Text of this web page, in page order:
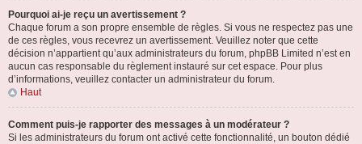
Pourquoi ai-je reçu un avertissement ?
Chaque forum a son propre ensemble de règles. Si vous ne respectez pas une
de ces règles, vous recevrez un avertissement. Veuillez noter que cette
décision n’appartient qu’aux administrateurs du forum, phpBB Limited n’est en
aucun cas responsable du règlement instauré sur cet espace. Pour plus
d’informations, veuillez contacter un administrateur du forum.
Haut
Comment puis-je rapporter des messages à un modérateur ?
Si les administrateurs du forum ont activé cette fonctionnalité, un bouton dédié